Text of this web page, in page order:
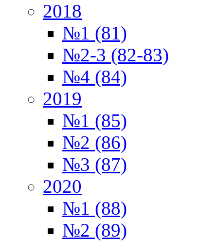
2018
№1 (81)
№2-3 (82-83)
№4 (84)
2019
№1 (85)
№2 (86)
№3 (87)
2020
№1 (88)
№2 (89)